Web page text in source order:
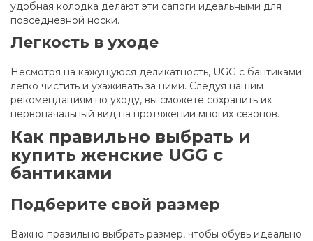
удобная колодка делают эти сапоги идеальными для
повседневной носки.
Легкость в уходе
Несмотря на кажущуюся деликатность, UGG с бантиками
легко чистить и ухаживать за ними. Следуя нашим
рекомендациям по уходу, вы сможете сохранить их
первоначальный вид на протяжении многих сезонов.
Как правильно выбрать и
купить женские UGG с
бантиками
Подберите свой размер
Важно правильно выбрать размер, чтобы обувь идеально